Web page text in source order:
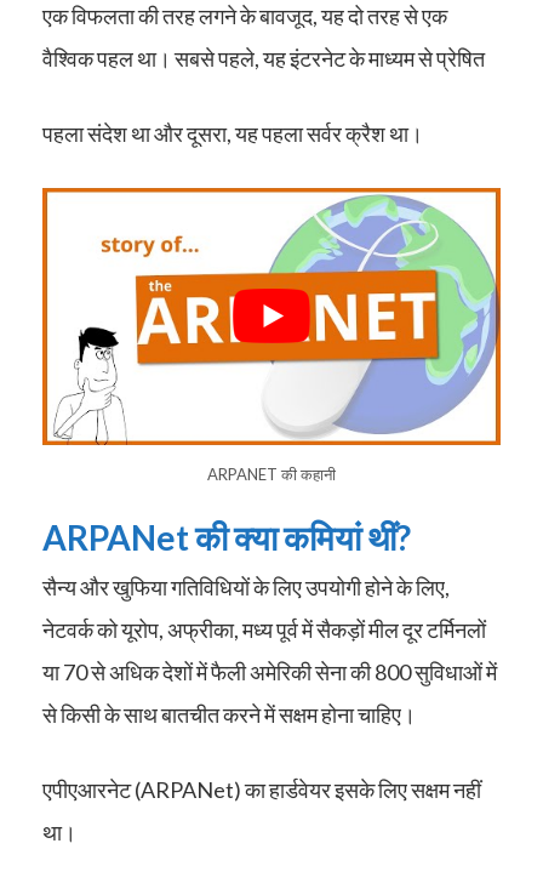
एक विफलता की तरह लगने के बावजूद, यह दो तरह से एक
वैश्विक पहल था। सबसे पहले, यह इंटरनेट के माध्यम से प्रेषित
पहला संदेश था और दूसरा, यह पहला सर्वर क्रैश था।
ARPANET की कहानी
ARPANet की क्या कमियां थीं?
सैन्य और खुफिया गतिविधियों के लिए उपयोगी होने के लिए,
नेटवर्क को यूरोप, अफ्रीका, मध्य पूर्व में सैकड़ों मील दूर टर्मिनलों
या 70 से अधिक देशों में फैली अमेरिकी सेना की 800 सुविधाओं में
से किसी के साथ बातचीत करने में सक्षम होना चाहिए।
एपीएआरनेट (ARPANet) का हार्डवेयर इसके लिए सक्षम नहीं
था।